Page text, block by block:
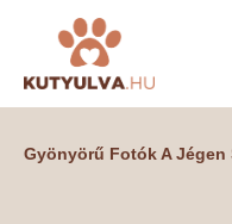
Gyönyörű Fotók A